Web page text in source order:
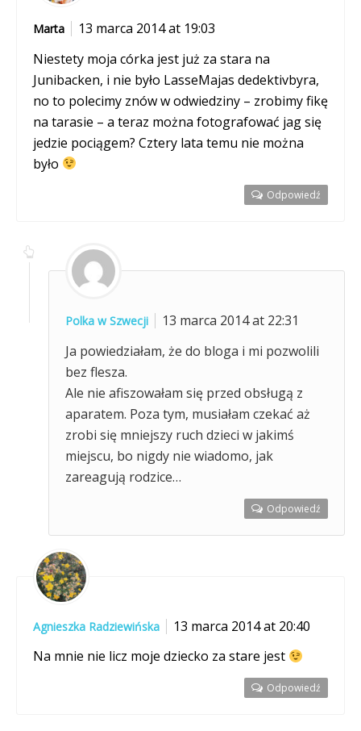
Marta
13 marca 2014 at 19:03
Niestety moja córka jest już za stara na
Junibacken, i nie było LasseMajas dedektivbyra,
no to polecimy znów w odwiedziny – zrobimy fikę
na tarasie – a teraz można fotografować jag się
jedzie pociągem? Cztery lata temu nie można
było
Odpowiedź
Polka w Szwecji
13 marca 2014 at 22:31
Ja powiedziałam, że do bloga i mi pozwolili
bez flesza.
Ale nie afiszowałam się przed obsługą z
aparatem. Poza tym, musiałam czekać aż
zrobi się mniejszy ruch dzieci w jakimś
miejscu, bo nigdy nie wiadomo, jak
zareagują rodzice…
Odpowiedź
Agnieszka Radziewińska
13 marca 2014 at 20:40
Na mnie nie licz moje dziecko za stare jest
Odpowiedź